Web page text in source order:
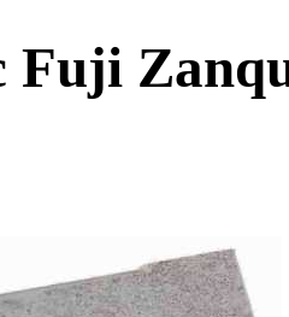
Fuji